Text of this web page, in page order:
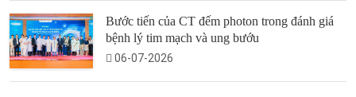
Bước tiến của CT đếm photon trong đánh giá
bệnh lý tim mạch và ung bướu
06-07-2026